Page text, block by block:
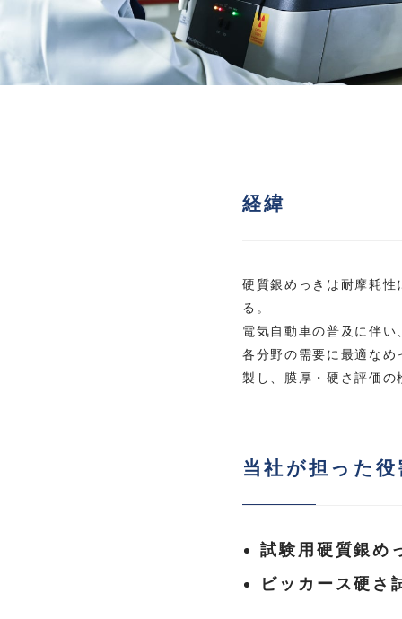
経緯
硬質銀めっきは耐摩耗
る。
電気自動車の普及に伴
各分野の需要に最適な
製し、膜厚・硬さ評価
当社が担った
試験用硬質銀め
ビッカース硬さ